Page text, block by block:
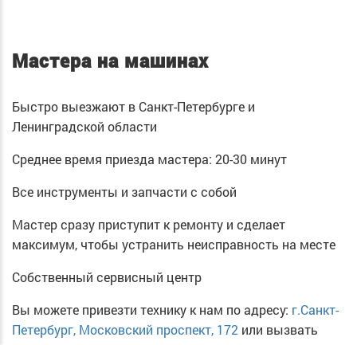
Мастера на машинах
Быстро выезжают в Санкт-Петербурге и
Ленинградской области
Среднее время приезда мастера: 20-30 минут
Все инструменты и запчасти с собой
Мастер сразу приступит к ремонту и сделает
максимум, чтобы устранить неисправность на месте
Собственный сервисный центр
Вы можете привезти технику к нам по адресу: г.Санкт-
Петербург, Московский проспект, 172 или вызвать